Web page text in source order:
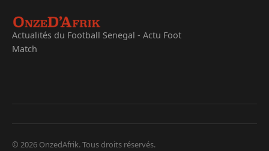
Actualités du Football Senegal - Actu Foot
Match
© 2026 OnzedAfrik. Tous droits réservés.